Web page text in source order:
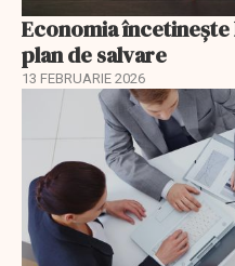
Economia
plan de salvare
13 FEBRUARIE 2026